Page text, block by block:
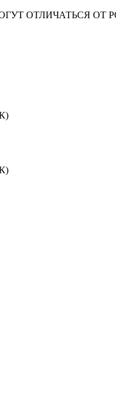
ОТЛИЧАТЬСЯ